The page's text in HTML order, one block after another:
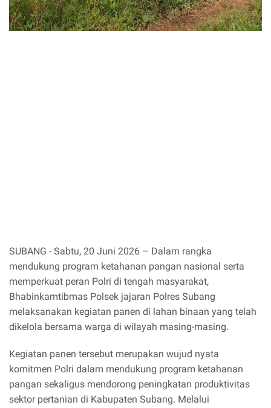
SUBANG - Sabtu, 20 Juni 2026 – Dalam rangka
mendukung program ketahanan pangan nasional serta
memperkuat peran Polri di tengah masyarakat,
Bhabinkamtibmas Polsek jajaran Polres Subang
melaksanakan kegiatan panen di lahan binaan yang telah
dikelola bersama warga di wilayah masing-masing.
Kegiatan panen tersebut merupakan wujud nyata
komitmen Polri dalam mendukung program ketahanan
pangan sekaligus mendorong peningkatan produktivitas
sektor pertanian di Kabupaten Subang. Melalui